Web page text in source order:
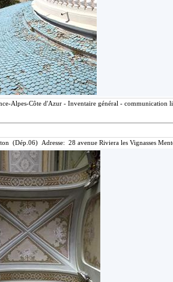
Alpes-Côte d'Azur - Inventaire général - communication
(Dép.06) Adresse: 28 avenue Riviera les Vignasses